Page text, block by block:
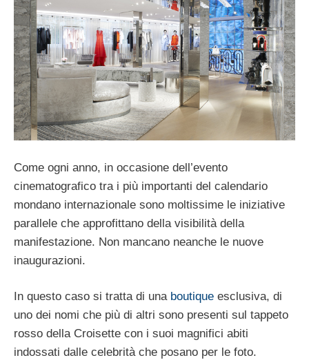
Come ogni anno, in occasione dell’evento
cinematografico tra i più importanti del calendario
mondano internazionale sono moltissime le iniziative
parallele che approfittano della visibilità della
manifestazione. Non mancano neanche le nuove
inaugurazioni.
In questo caso si tratta di una boutique esclusiva, di
uno dei nomi che più di altri sono presenti sul tappeto
rosso della Croisette con i suoi magnifici abiti
indossati dalle celebrità che posano per le foto.